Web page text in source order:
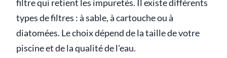
filtre qui retient les impuretés. Il existe différents
types de filtres : à sable, à cartouche ou à
diatomées. Le choix dépend de la taille de votre
piscine et de la qualité de l'eau.